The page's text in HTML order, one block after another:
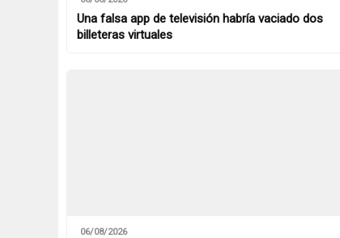
Una falsa app de televisión habría vaciado dos
billeteras virtuales
06/08/2026